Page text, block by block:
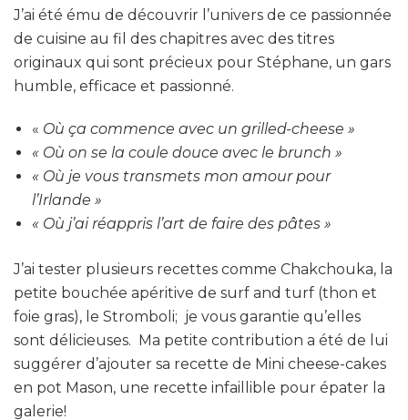
J’ai été ému de découvrir l’univers de ce passionnée
de cuisine au fil des chapitres avec des titres
originaux qui sont précieux pour Stéphane, un gars
humble, efficace et passionné.
« Où ça commence avec un grilled-cheese »
« Où on se la coule douce avec le brunch »
« Où je vous transmets mon amour pour
l’Irlande »
« Où j’ai réappris l’art de faire des pâtes »
J’ai tester plusieurs recettes comme Chakchouka, la
petite bouchée apéritive de surf and turf (thon et
foie gras), le Stromboli; je vous garantie qu’elles
sont délicieuses. Ma petite contribution a été de lui
suggérer d’ajouter sa recette de Mini cheese-cakes
en pot Mason, une recette infaillible pour épater la
galerie!